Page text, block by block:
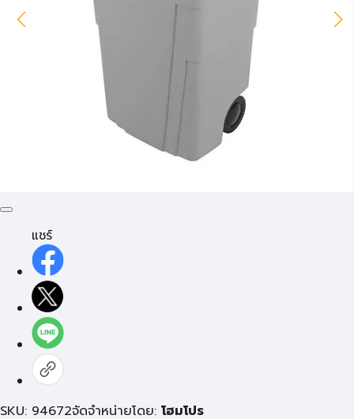
แชร์
SKU: 94672จัดจำหน่ายโดย: โฮมโปร